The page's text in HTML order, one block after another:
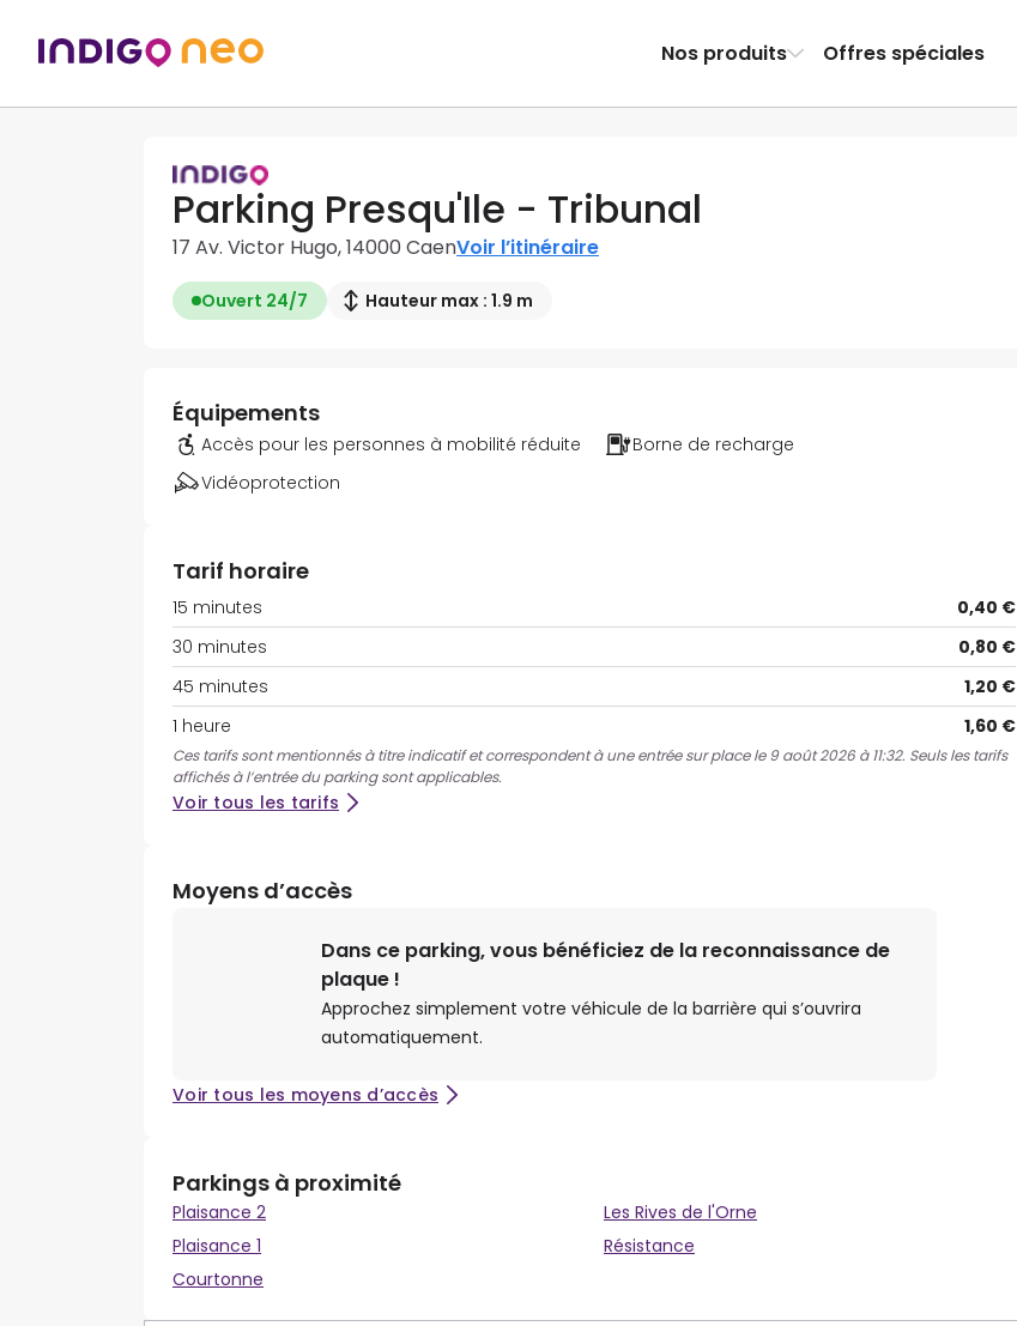
Nos produits Offres spéciales
Parking Presqu'Ile - Tribunal
17 Av. Victor Hugo, 14000 CaenVoir l’itinéraire
Ouvert 24/7 Hauteur max : 1.9 m
Équipements
Accès pour les personnes à mobilité réduite
Borne de recharge
Vidéoprotection
Tarif horaire
15 minutes
0,40 €
30 minutes
0,80 €
45 minutes
1,20 €
1 heure
1,60 €
Ces tarifs sont mentionnés à titre indicatif et correspondent à une entrée sur place le 9 août 2026 à 11:32. Seuls les tarifs
affichés à l’entrée du parking sont applicables.
Voir tous les tarifs
Moyens d’accès
Dans ce parking, vous bénéficiez de la reconnaissance de
plaque !
Approchez simplement votre véhicule de la barrière qui s’ouvrira
automatiquement.
Voir tous les moyens d’accès
Parkings à proximité
Plaisance 2
Les Rives de l'Orne
Plaisance 1
Résistance
Courtonne